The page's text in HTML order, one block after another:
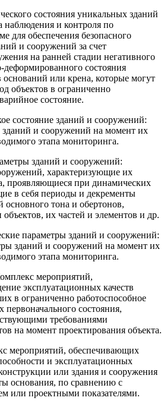
состояния уникальных зданий
и контроля по
для обеспечения безопасного
и сооружений за счет
на ранней стадии негативного
состояния
оснований или крена, которые могут
объектов в ограниченно
состояние.
состояние зданий и сооружений:
зданий и сооружений на момент их
этапа мониторинга.
зданий и сооружений:
характеризующие их
проявляющиеся при динамических
в себя периоды и декременты
основного тона и обертонов,
их частей и элементов и др.
параметры зданий и сооружений:
зданий и сооружений на момент их
этапа мониторинга.
мероприятий,
эксплуатационных качеств
в ограниченно работоспособное
первоначального состояния,
требованиями
на момент проектирования объекта.
мероприятий, обеспечивающих
и эксплуатационных
или здания и сооружения
основания, по сравнению с
или проектными показателями.